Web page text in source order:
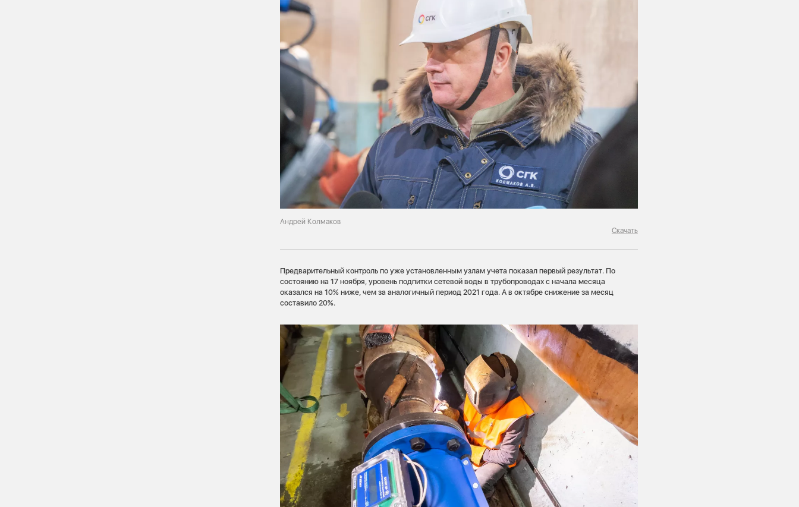
Андрей Колмаков
Скачать
Предварительный контроль по уже установленным узлам учета показал первый результат. По
состоянию на 17 ноября, уровень подпитки сетевой воды в трубопроводах с начала месяца
оказался на 10% ниже, чем за аналогичный период 2021 года. А в октябре снижение за месяц
составило 20%.